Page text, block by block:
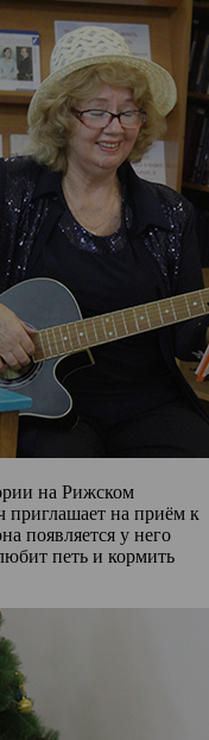
на Рижском
приглашает на приём к
появляется у него
петь и кормить